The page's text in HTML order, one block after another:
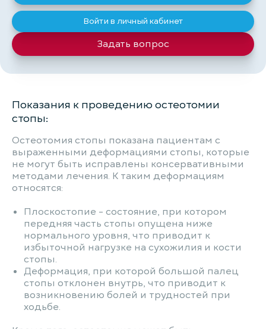
Войти в личный кабинет
Задать вопрос
Показания к проведению остеотомии
стопы:
Остеотомия стопы показана пациентам с
выраженными деформациями стопы, которые
не могут быть исправлены консервативными
методами лечения. К таким деформациям
относятся:
Плоскостопие - состояние, при котором
передняя часть стопы опущена ниже
нормального уровня, что приводит к
избыточной нагрузке на сухожилия и кости
стопы.
Деформация, при которой большой палец
стопы отклонен внутрь, что приводит к
возникновению болей и трудностей при
ходьбе.